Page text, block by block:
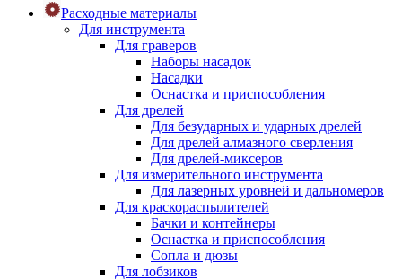
Расходные материалы
Для инструмента
Для граверов
Наборы насадок
Насадки
Оснастка и приспособления
Для дрелей
Для безударных и ударных дрелей
Для дрелей алмазного сверления
Для дрелей-миксеров
Для измерительного инструмента
Для лазерных уровней и дальномеров
Для краскораспылителей
Бачки и контейнеры
Оснастка и приспособления
Сопла и дюзы
Для лобзиков